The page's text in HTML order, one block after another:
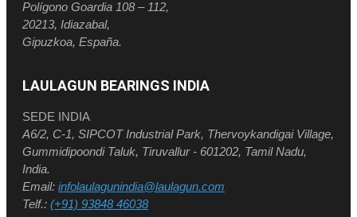
Polígono Goardia 108 – 112,
20213, Idiazabal,
Gipuzkoa, España.
LAULAGUN BEARINGS INDIA
SEDE INDIA
A6/2, C-1, SIPCOT Industrial Park, Thervoykandigai Village,
Gummidipoondi Taluk, Tiruvallur - 601202, Tamil Nadu,
India.
Email: infolaulagunindia@laulagun.com
Telf.: (+91) 93848 46038